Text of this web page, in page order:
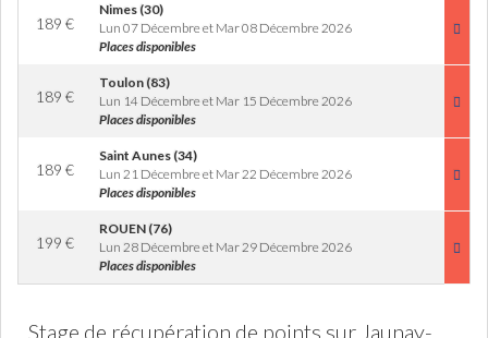
189 €
Nimes (30)
Lun 07 Décembre et Mar 08 Décembre 2026
Places disponibles
189 €
Toulon (83)
Lun 14 Décembre et Mar 15 Décembre 2026
Places disponibles
189 €
Saint Aunes (34)
Lun 21 Décembre et Mar 22 Décembre 2026
Places disponibles
199 €
ROUEN (76)
Lun 28 Décembre et Mar 29 Décembre 2026
Places disponibles
Stage de récupération de points sur Jaunay-